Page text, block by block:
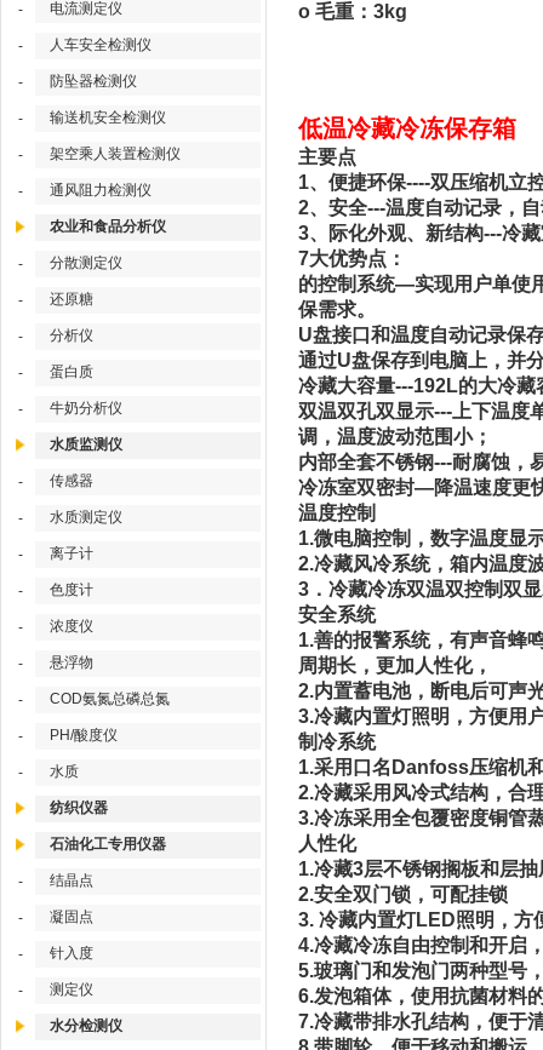
- 电流测定仪
- 人车安全检测仪
- 防坠器检测仪
- 输送机安全检测仪
- 架空乘人装置检测仪
- 通风阻力检测仪
农业和食品分析仪
- 分散测定仪
- 还原糖
- 分析仪
- 蛋白质
- 牛奶分析仪
水质监测仪
- 传感器
- 水质测定仪
- 离子计
- 色度计
- 浓度仪
- 悬浮物
- COD氨氮总磷总氮
- PH/酸度仪
- 水质
纺织仪器
石油化工专用仪器
- 结晶点
- 凝固点
- 针入度
- 测定仪
水分检测仪
o 毛重：3kg
低温冷藏冷冻保存箱
主要点
1、便捷环保----双压缩机立
2、安全---温度自动记录，
3、际化外观、新结构---冷
7大优势点：
的控制系统—实现用户单使
保需求。
U盘接口和温度自动记录保
通过U盘保存到电脑上，并
冷藏大容量---192L的大冷
双温双孔双显示---上下温
调，温度波动范围小；
内部全套不锈钢---耐腐蚀，
冷冻室双密封—降温速度更
温度控制
1.微电脑控制，数字温度
2.冷藏风冷系统，箱内温度
3．冷藏冷冻双温双控制双
安全系统
1.善的报警系统，有声音蜂
周期长，更加人性化，
2.内置蓄电池，断电后可声
3.冷藏内置灯照明，方便用
制冷系统
1.采用口名Danfoss压缩机
2.冷藏采用风冷式结构，合
3.冷冻采用全包覆密度铜管
人性化
1.冷藏3层不锈钢搁板和层
2.安全双门锁，可配挂锁
3. 冷藏内置灯LED照明，方
4.冷藏冷冻自由控制和开启
5.玻璃门和发泡门两种型号
6.发泡箱体，使用抗菌材料
7.冷藏带排水孔结构，便于